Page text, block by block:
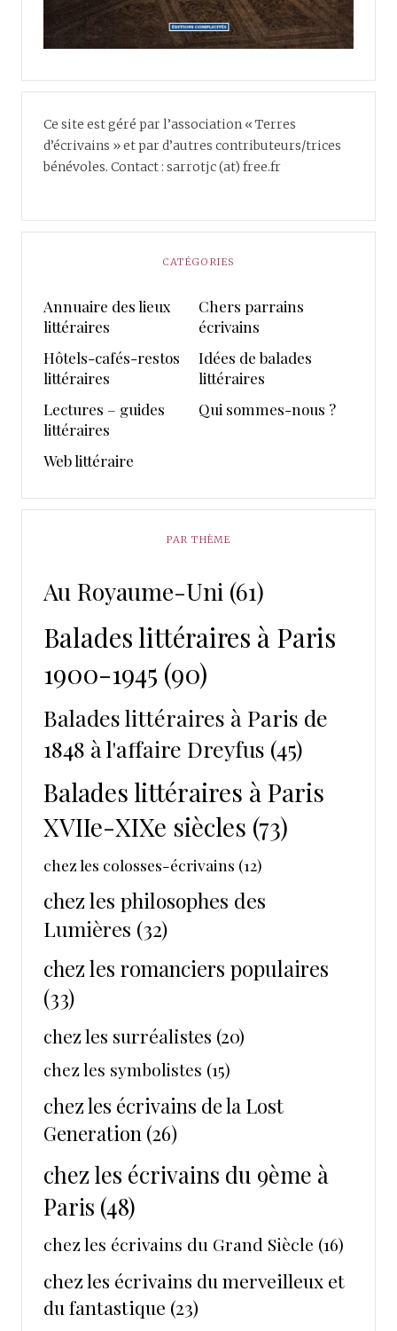
Ce site est géré par l’association « Terres
d’écrivains » et par d’autres contributeurs/trices
bénévoles. Contact : sarrotjc (at) free.fr
CATÉGORIES
Annuaire des lieux
littéraires
Chers parrains
écrivains
Hôtels-cafés-restos
littéraires
Idées de balades
littéraires
Lectures – guides
littéraires
Qui sommes-nous ?
Web littéraire
PAR THÈME
Au Royaume-Uni (61)
Balades littéraires à Paris
1900-1945 (90)
Balades littéraires à Paris de
1848 à l'affaire Dreyfus (45)
Balades littéraires à Paris
XVIIe-XIXe siècles (73)
chez les colosses-écrivains (12)
chez les philosophes des
Lumières (32)
chez les romanciers populaires
(33)
chez les surréalistes (20)
chez les symbolistes (15)
chez les écrivains de la Lost
Generation (26)
chez les écrivains du 9ème à
Paris (48)
chez les écrivains du Grand Siècle (16)
chez les écrivains du merveilleux et
du fantastique (23)